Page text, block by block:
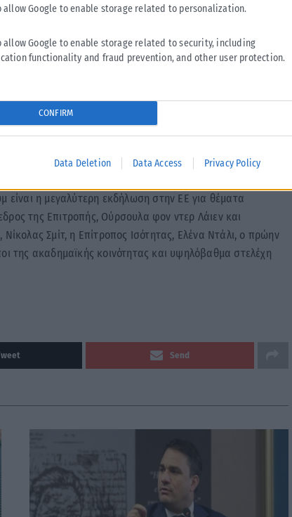
allow Google to enable storage related to personalization.
allow Google to enable storage related to security, including
functionality and fraud prevention, and other user protection.
CONFIRM
Data Deletion Data Access Privacy Policy
Πέρα από την προστασία του περιβάλλοντος,
εμπλεκόμενους και ότι δεν αφήνει κανέναν πίσω και
εμπνέονται από τις βέλτιστες ευρωπαϊκές πρακτικές,
και Κοινωνικών Υποθέσεων.
στο θεματικό πάνελ «Για ένα πράσινο και δίκαιο
Διαμαντοπούλου και τον διευθύνοντα σύμβουλο του
Απασχόλησης και Κοινωνικών Υποθέσεων του
του Πανεπιστημίου του Λουντ, κ. Σίλβια Σέργκερ.
είναι η μεγαλύτερη εκδήλωση στην ΕΕ για θέματα
της Επιτροπής, Ούρσουλα φον ντερ Λάιεν και
Σμίτ, η Επίτροπος Ισότητας, Ελένα Ντάλι, ο πρώην
της ακαδημαϊκής κοινότητας και υψηλόβαθμα στελέχη
Send